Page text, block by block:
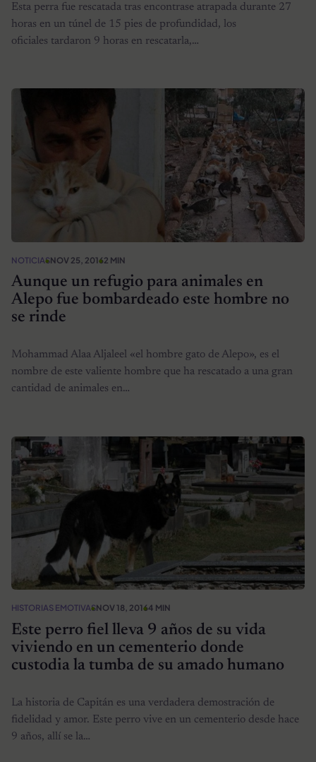
Esta perra fue rescatada tras encontrase atrapada durante 27
horas en un túnel de 15 pies de profundidad, los
oficiales tardaron 9 horas en rescatarla,…
NOTICIASNOV 25, 20162 MIN
Aunque un refugio para animales en
Alepo fue bombardeado este hombre no
se rinde
Mohammad Alaa Aljaleel «el hombre gato de Alepo», es el
nombre de este valiente hombre que ha rescatado a una gran
cantidad de animales en…
HISTORIAS EMOTIVASNOV 18, 20164 MIN
Este perro fiel lleva 9 años de su vida
viviendo en un cementerio donde
custodia la tumba de su amado humano
La historia de Capitán es una verdadera demostración de
fidelidad y amor. Este perro vive en un cementerio desde hace
9 años, allí se la…